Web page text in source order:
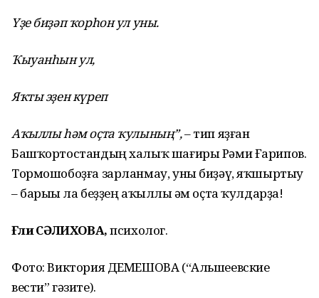
Үҙе биҙәп ҡорһон ул уны.
Ҡыуанһын ул,
Яҡты эҙен күреп
Аҡыллы һәм оҫта ҡулының”,– тип яҙған
Башҡортостандың халыҡ шағиры Рәми Ғарипов.
Тормошобоҙға зарланмау, уны биҙәү, яҡшыртыу
– барыһы ла беҙҙең аҡыллы һәм оҫта ҡулдарҙа!
Ғәлиә СӘЛИХОВА,психолог.
Фото: Виктория ДЕМЕШОВА (“Альшеевские
вести” гәзите).